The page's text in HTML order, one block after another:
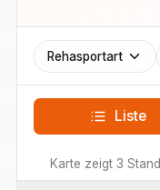
Rehasportart
Liste
Karte zeigt 3